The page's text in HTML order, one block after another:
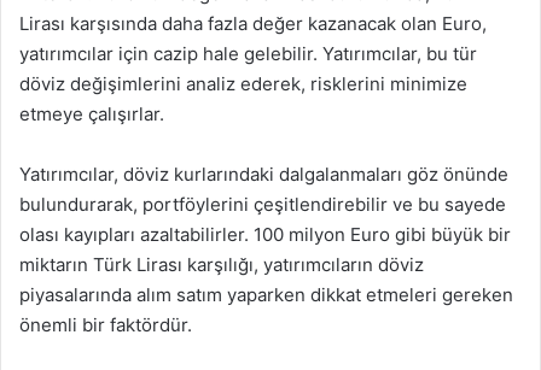
Lirası karşısında daha fazla değer kazanacak olan Euro,
yatırımcılar için cazip hale gelebilir. Yatırımcılar, bu tür
döviz değişimlerini analiz ederek, risklerini minimize
etmeye çalışırlar.
Yatırımcılar, döviz kurlarındaki dalgalanmaları göz önünde
bulundurarak, portföylerini çeşitlendirebilir ve bu sayede
olası kayıpları azaltabilirler. 100 milyon Euro gibi büyük bir
miktarın Türk Lirası karşılığı, yatırımcıların döviz
piyasalarında alım satım yaparken dikkat etmeleri gereken
önemli bir faktördür.